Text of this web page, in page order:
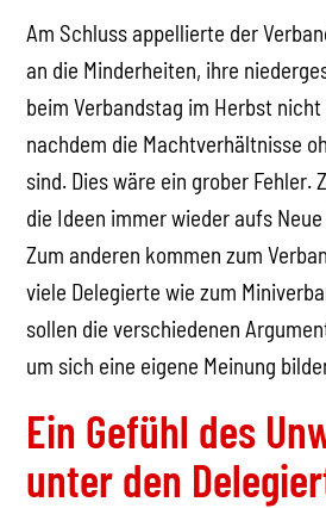
Am Schluss appellierte der
an die Minderheiten, ihre
beim Verbandstag im Herbst
nachdem die Machtverhältnisse
sind. Dies wäre ein grober Fehler.
die Ideen immer wieder aufs
Zum anderen kommen zum
viele Delegierte wie zum
sollen die verschiedenen
um sich eine eigene Meinung
Ein Gefühl des
unter den